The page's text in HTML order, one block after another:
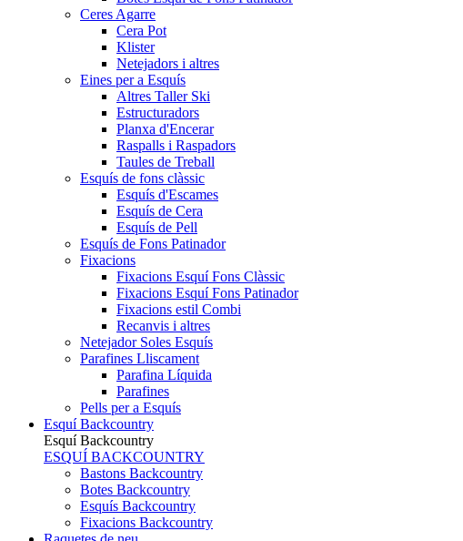
Ceres Agarre
Cera Pot
Klister
Netejadors i altres
Eines per a Esquís
Altres Taller Ski
Estructuradors
Planxa d'Encerar
Raspalls i Raspadors
Taules de Treball
Esquís de fons clàssic
Esquís d'Escames
Esquís de Cera
Esquís de Pell
Esquís de Fons Patinador
Fixacions
Fixacions Esquí Fons Clàssic
Fixacions Esquí Fons Patinador
Fixacions estil Combi
Recanvis i altres
Netejador Soles Esquís
Parafines Lliscament
Parafina Líquida
Parafines
Pells per a Esquís
Esquí Backcountry
Esquí Backcountry
ESQUÍ BACKCOUNTRY
Bastons Backcountry
Botes Backcountry
Esquís Backcountry
Fixacions Backcountry